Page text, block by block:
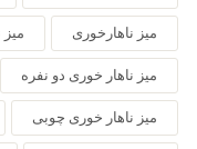
میز ناهارخوری میز
میز ناهار خوری دو نفره
میز ناهار خوری چوبی